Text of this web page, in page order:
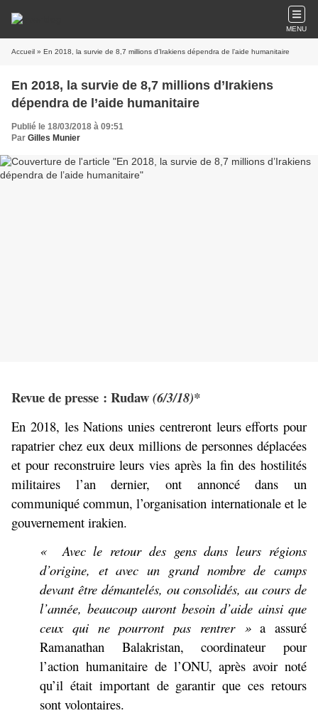
MENU
Accueil » En 2018, la survie de 8,7 millions d’Irakiens dépendra de l’aide humanitaire
En 2018, la survie de 8,7 millions d’Irakiens
dépendra de l’aide humanitaire
Publié le 18/03/2018 à 09:51
Par Gilles Munier
Revue de presse : Rudaw(6/3/18)*
En 2018, les Nations unies centreront leurs efforts pour
rapatrier chez eux deux millions de personnes déplacées
et pour reconstruire leurs vies après la fin des hostilités
militaires l’an dernier, ont annoncé dans un
communiqué commun, l’organisation internationale et le
gouvernement irakien.
« Avec le retour des gens dans leurs régions
d’origine, et avec un grand nombre de camps
devant être démantelés, ou consolidés, au cours de
l’année, beaucoup auront besoin d’aide ainsi que
ceux qui ne pourront pas rentrer »a assuré
Ramanathan Balakristan, coordinateur pour
l’action humanitaire de l’ONU, après avoir noté
qu’il était important de garantir que ces retours
sont volontaires.